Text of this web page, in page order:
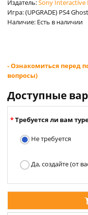
Издатель:Sony
Игра: (UPGRADE) PS4
Наличие: Есть в наличии
- Ознакомиться перед
вопросы)
Доступные
Требуется ли вам
Не требуется
Да, создайте (от